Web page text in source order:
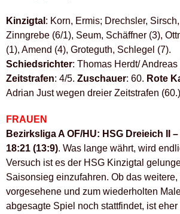
Kinzigtal : Korn, Ermis; Drechsler,
Zinngrebe (6/1), Seum, Schäffner (3),
(1), Amend (4), Groteguth, Schlegel (7).
Schiedsrichter: Thomas Herdt/
Zeitstrafen: 4/5. Zuschauer: 60. Rote
Adrian Just wegen dreier Zeitstrafen
FRAUEN
Bezirksliga A OF/HU: HSG Dreieich II
18:21 (13:9). Was lange währt, wird
Versuch ist es der HSG Kinzigtal
Saisonsieg einzufahren. Ob das weitere,
vorgesehene und zum wiederholten
abgesagte Spiel noch stattfindet, ist